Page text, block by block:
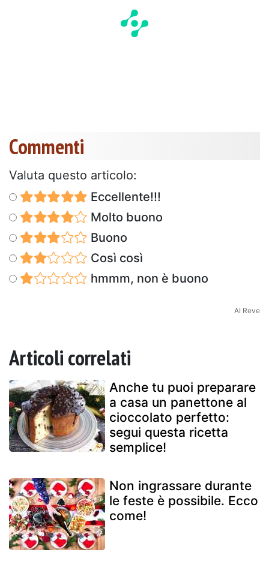
Commenti
Valuta questo articolo:
Eccellente!!!
Molto buono
Buono
Così così
hmmm, non è buono
AI Reve
Articoli correlati
Anche tu puoi preparare
a casa un panettone al
cioccolato perfetto:
segui questa ricetta
semplice!
Non ingrassare durante
le feste è possibile. Ecco
come!